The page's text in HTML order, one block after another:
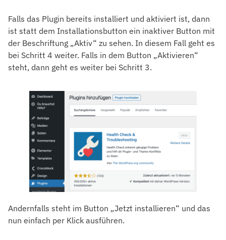
Falls das Plugin bereits installiert und aktiviert ist, dann
ist statt dem Installationsbutton ein inaktiver Button mit
der Beschriftung „Aktiv“ zu sehen. In diesem Fall geht es
bei Schritt 4 weiter. Falls in dem Button „Aktivieren“
steht, dann geht es weiter bei Schritt 3.
Andernfalls steht im Button „Jetzt installieren“ und das
nun einfach per Klick ausführen.